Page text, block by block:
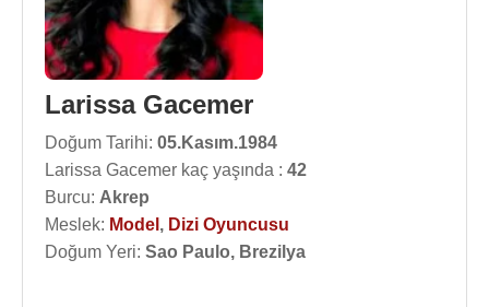
Larissa Gacemer
Doğum Tarihi: 05.Kasım.1984
Larissa Gacemer kaç yaşında : 42
Burcu: Akrep
Meslek: Model , Dizi Oyuncusu
Doğum Yeri: Sao Paulo, Brezilya